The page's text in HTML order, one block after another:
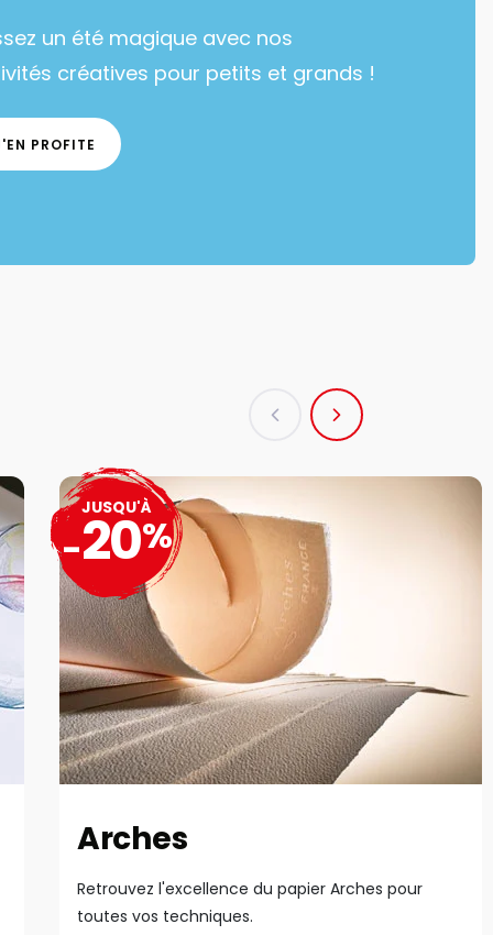
un été magique avec nos
créatives pour petits et grands !
PROFITE
Arches
Retrouvez l'excellence du papier Arches pour
toutes vos techniques.
JUSQU'À
-20%